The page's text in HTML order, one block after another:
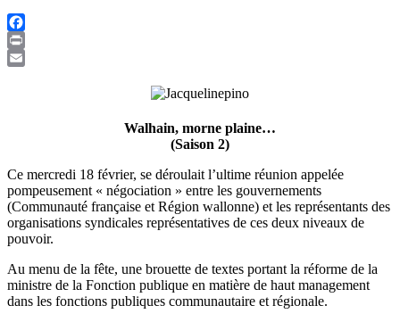
Facebook
Print
Walhain, morne plaine…
(Saison 2)
Ce mercredi 18 février, se déroulait l’ultime réunion appelée
pompeusement « négociation » entre les gouvernements
(Communauté française et Région wallonne) et les représentants des
organisations syndicales représentatives de ces deux niveaux de
pouvoir.
Au menu de la fête, une brouette de textes portant la réforme de la
ministre de la Fonction publique en matière de haut management
dans les fonctions publiques communautaire et régionale.